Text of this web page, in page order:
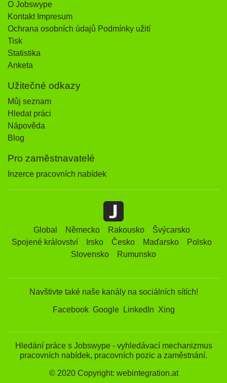
O Jobswype
Kontakt Impresum
Ochrana osobních údajů Podmínky užití
Tisk
Statistika
Anketa
Užitečné odkazy
Můj seznam
Hledat práci
Nápověda
Blog
Pro zaměstnavatelé
Inzerce pracovních nabídek
Global Německo Rakousko
Švýcarsko
Spojené království
Irsko Česko Maďarsko
Polsko
Slovensko
Rumunsko
Navštivte také naše kanály na sociálních sítích!
Facebook Google LinkedIn Xing
Hledání práce s Jobswype - vyhledávací mechanizmus
pracovních nabídek, pracovních pozic a zaměstnání.
© 2020 Copyright: webintegration.at